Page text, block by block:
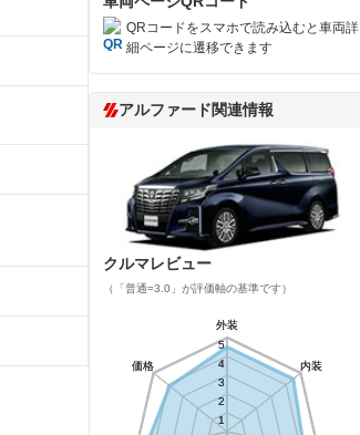
QRコードをスマホで読み込むと車両詳
細ページに遷移できます
アルファード関連情報
クルマレビュー
（「普通=3.0」が評価軸の基準です）
外装
内装
価格
1
2
3
4
5
外装
内装
価格
1
2
3
4
5